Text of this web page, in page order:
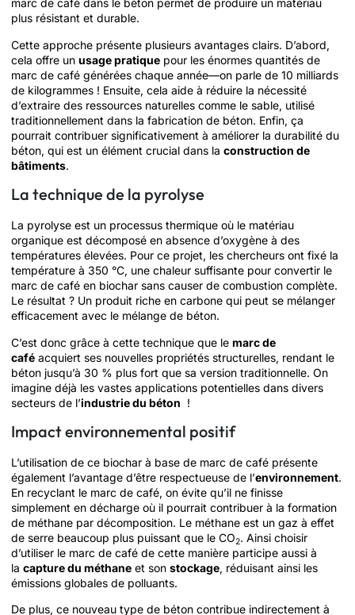
marc de café dans le béton permet de produire un matériau
plus résistant et durable.
Cette approche présente plusieurs avantages clairs. D’abord,
cela offre un usage pratique pour les énormes quantités de
marc de café générées chaque année—on parle de 10 milliards
de kilogrammes ! Ensuite, cela aide à réduire la nécessité
d’extraire des ressources naturelles comme le sable, utilisé
traditionnellement dans la fabrication de béton. Enfin, ça
pourrait contribuer significativement à améliorer la durabilité du
béton, qui est un élément crucial dans la construction de
bâtiments.
La technique de la pyrolyse
La pyrolyse est un processus thermique où le matériau
organique est décomposé en absence d’oxygène à des
températures élevées. Pour ce projet, les chercheurs ont fixé la
température à 350 °C, une chaleur suffisante pour convertir le
marc de café en biochar sans causer de combustion complète.
Le résultat ? Un produit riche en carbone qui peut se mélanger
efficacement avec le mélange de béton.
C’est donc grâce à cette technique que le marc de
café acquiert ses nouvelles propriétés structurelles, rendant le
béton jusqu’à 30 % plus fort que sa version traditionnelle. On
imagine déjà les vastes applications potentielles dans divers
secteurs de l’industrie du béton !
Impact environnemental positif
L’utilisation de ce biochar à base de marc de café présente
également l’avantage d’être respectueuse de l’environnement.
En recyclant le marc de café, on évite qu’il ne finisse
simplement en décharge où il pourrait contribuer à la formation
de méthane par décomposition. Le méthane est un gaz à effet
de serre beaucoup plus puissant que le CO2. Ainsi choisir
d’utiliser le marc de café de cette manière participe aussi à
la capture du méthane et son stockage, réduisant ainsi les
émissions globales de polluants.
De plus, ce nouveau type de béton contribue indirectement à